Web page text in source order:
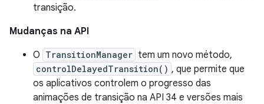
transição.
Mudanças na API
O TransitionManager tem um novo método,
controlDelayedTransition() , que permite que
os aplicativos controlem o progresso das
animações de transição na API 34 e versões mais